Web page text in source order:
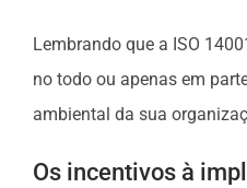
Lembrando que a ISO
no todo ou apenas em
ambiental da sua
Os incentivos à